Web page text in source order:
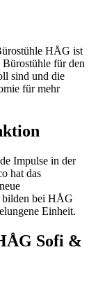
HÅG ist
für den
sind und die
für mehr
Impulse in der
hat das
bilden bei HÅG
Einheit.
Sofi &